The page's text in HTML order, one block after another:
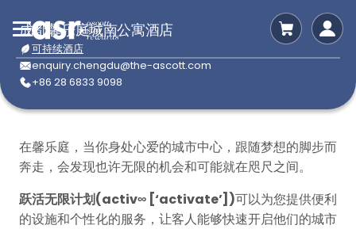
成都馨乐庭城南公寓酒店
可持续酒店
enquiry.chengdu@the-ascott.com
+86 28 6833 9098
在馨乐庭，当你身处心爱的城市中心，跟随梦想的脚步而
奔走，会发现也许无限的机会和可能就在咫尺之间。
跃活无限计划(activ∞ [‘activate’])可以为您提供便利
的设施和个性化的服务，让客人能够快速开启他们的城市